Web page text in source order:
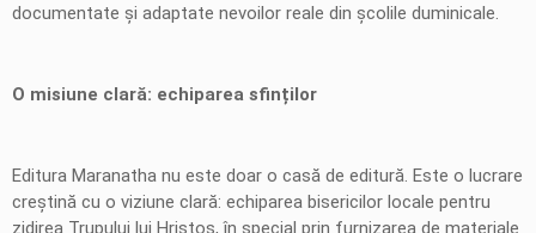
documentate și adaptate nevoilor reale din școlile duminicale.
O misiune clară: echiparea sfinților
Editura Maranatha nu este doar o casă de editură. Este o lucrare
creștină cu o viziune clară: echiparea bisericilor locale pentru
zidirea Trupului lui Hristos, în special prin furnizarea de materiale